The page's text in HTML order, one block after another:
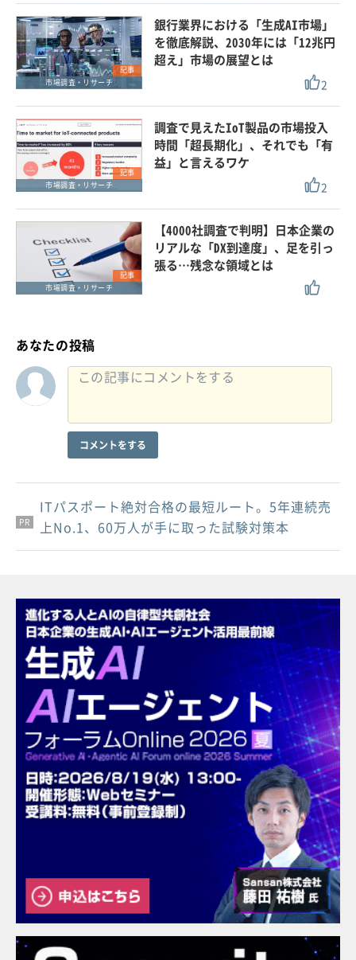
記事
市場調査・リサーチ
銀行業界における「生成AI市場」
を徹底解説、2030年には「12兆円
超え」市場の展望とは
2
記事
市場調査・リサーチ
調査で見えたIoT製品の市場投入
時間「超長期化」、それでも「有
益」と言えるワケ
2
記事
市場調査・リサーチ
【4000社調査で判明】日本企業の
リアルな「DX到達度」、足を引っ
張る…残念な領域とは
あなたの投稿
コメントをする
PR
PR
PR
ITパスポート絶対合格の最短ルート。5年連続売
上No.1、60万人が手に取った試験対策本